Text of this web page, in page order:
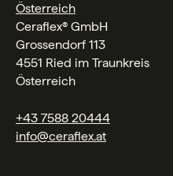
Österreich
Ceraflex® GmbH
Grossendorf 113
4551 Ried im Traunkreis
Österreich
+43 7588 20444
info@ceraflex.at